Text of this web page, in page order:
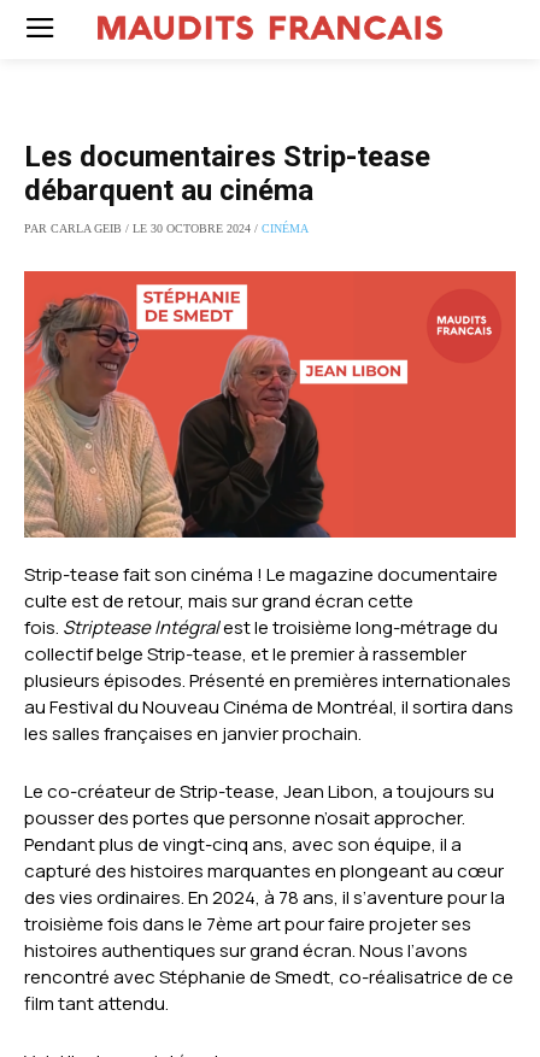
Les documentaires Strip-tease
débarquent au cinéma
PAR CARLA GEIB / LE 30 OCTOBRE 2024 / CINÉMA
Strip-tease fait son cinéma ! Le magazine documentaire
culte est de retour, mais sur grand écran cette
fois. Striptease Intégralest le troisième long-métrage du
collectif belge Strip-tease, et le premier à rassembler
plusieurs épisodes. Présenté en premières internationales
au Festival du Nouveau Cinéma de Montréal, il sortira dans
les salles françaises en janvier prochain.
Le co-créateur de Strip-tease, Jean Libon, a toujours su
pousser des portes que personne n’osait approcher.
Pendant plus de vingt-cinq ans, avec son équipe, il a
capturé des histoires marquantes en plongeant au cœur
des vies ordinaires. En 2024, à 78 ans, il s’aventure pour la
troisième fois dans le 7ème art pour faire projeter ses
histoires authentiques sur grand écran. Nous l’avons
rencontré avec Stéphanie de Smedt, co-réalisatrice de ce
film tant attendu.